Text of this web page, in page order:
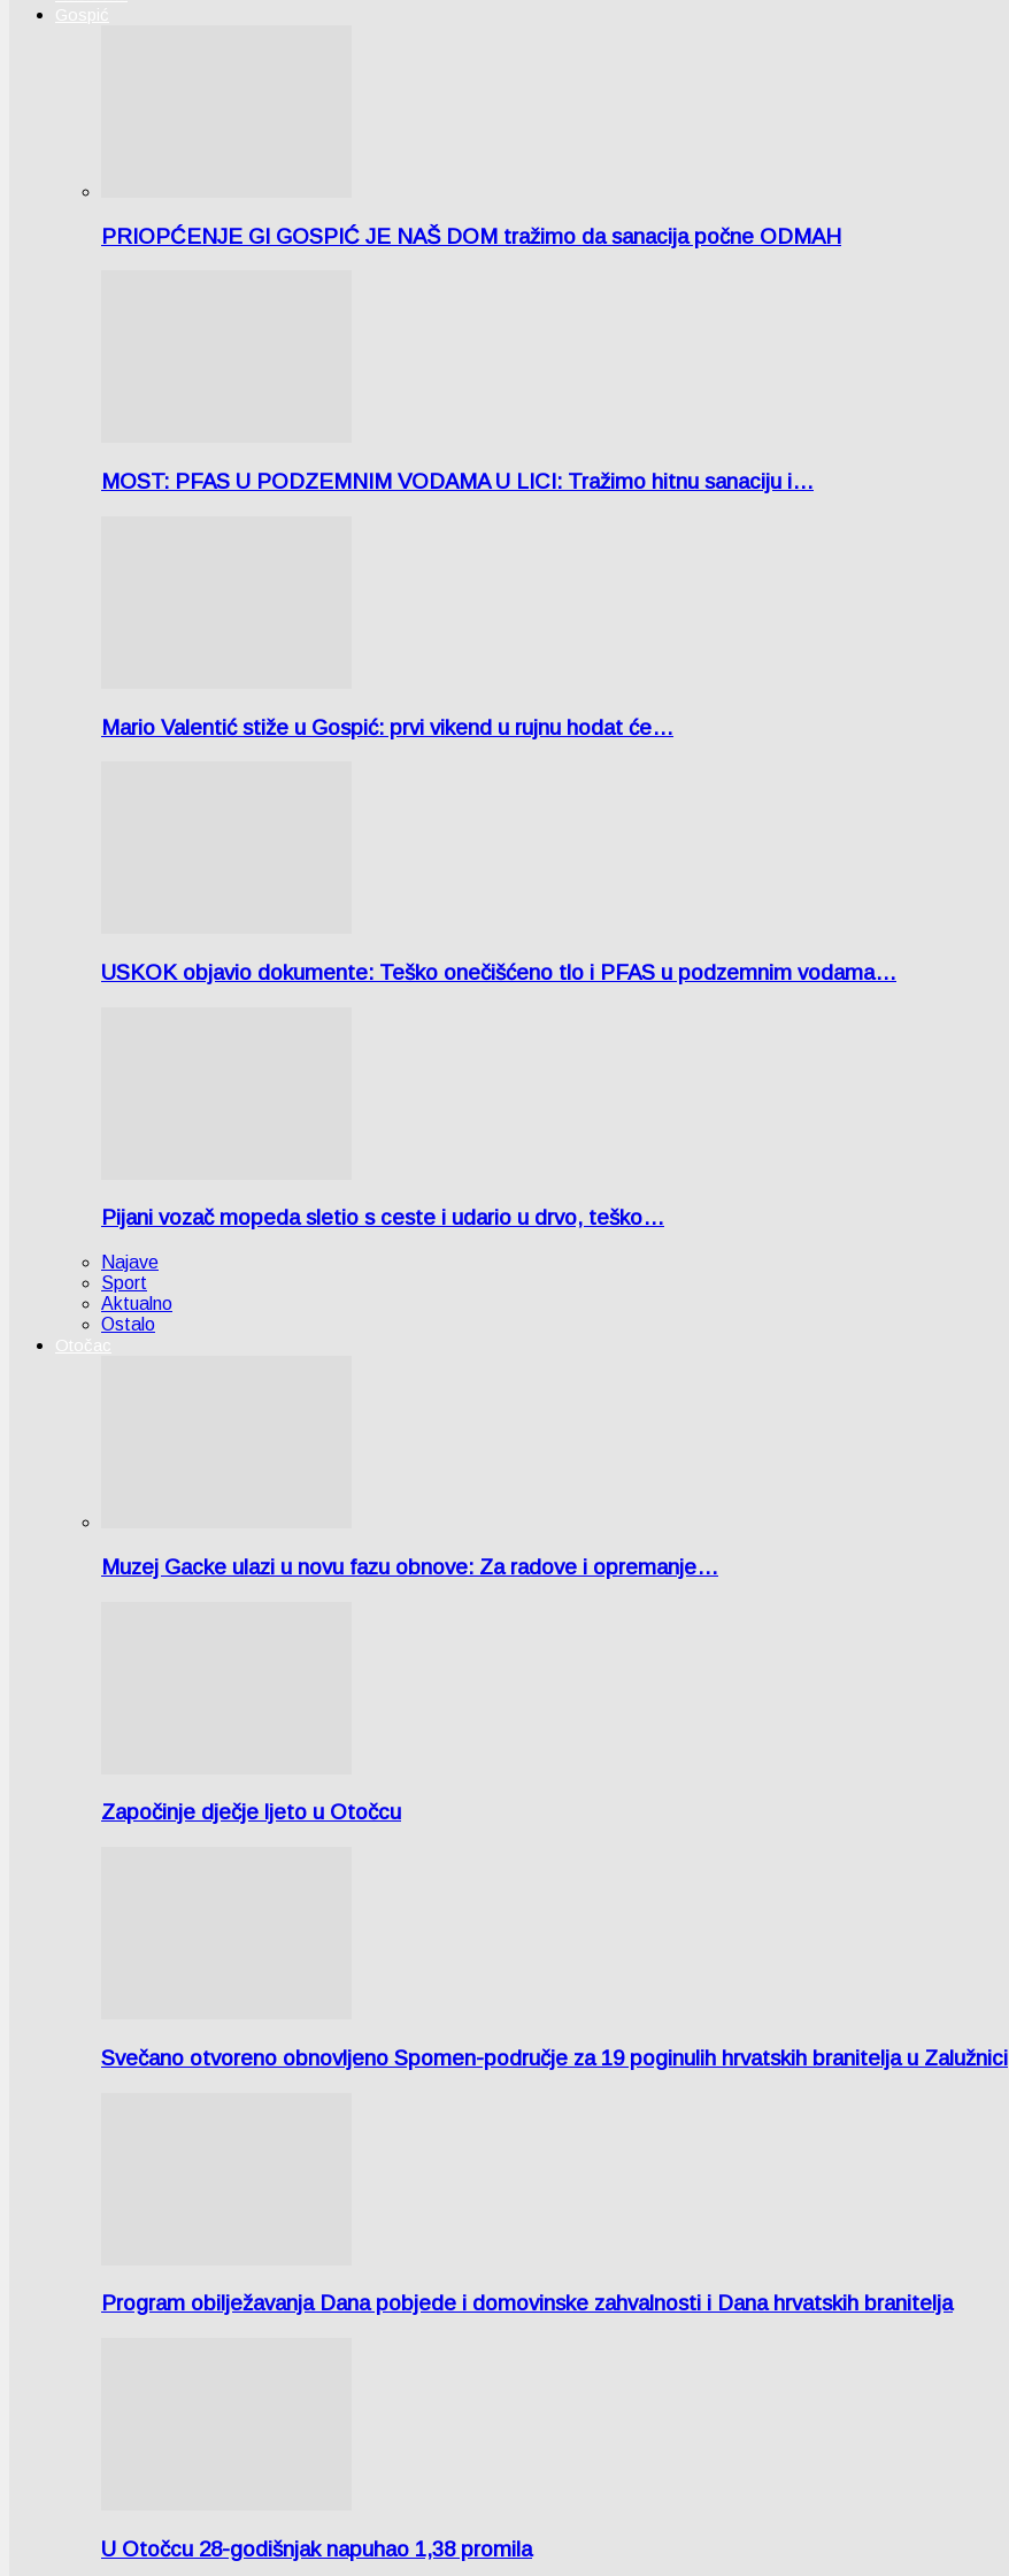
Gospić
PRIOPĆENJE GI GOSPIĆ JE NAŠ DOM tražimo da sanacija počne ODMAH
MOST: PFAS U PODZEMNIM VODAMA U LICI: Tražimo hitnu sanaciju i…
Mario Valentić stiže u Gospić: prvi vikend u rujnu hodat će…
USKOK objavio dokumente: Teško onečišćeno tlo i PFAS u podzemnim vodama…
Pijani vozač mopeda sletio s ceste i udario u drvo, teško…
Najave
Sport
Aktualno
Ostalo
Otočac
Muzej Gacke ulazi u novu fazu obnove: Za radove i opremanje…
Započinje dječje ljeto u Otočcu
Svečano otvoreno obnovljeno Spomen-područje za 19 poginulih hrvatskih branitelja u Zalužnici
Program obilježavanja Dana pobjede i domovinske zahvalnosti i Dana hrvatskih branitelja
U Otočcu 28-godišnjak napuhao 1,38 promila